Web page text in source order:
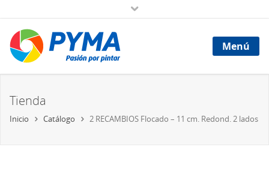
Menú
Tienda
Inicio Catálogo 2 RECAMBIOS Flocado – 11 cm. Redond. 2 lados